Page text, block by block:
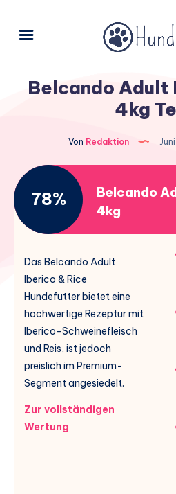
Belcando Adult
4kg
Von Redaktion
78%
Belcando
4kg
Das Belcando Adult
Iberico & Rice
Hundefutter bietet eine
hochwertige Rezeptur mit
Iberico-Schweinefleisch
und Reis, ist jedoch
preislich im Premium-
Segment angesiedelt.
Zur vollständigen
Wertung